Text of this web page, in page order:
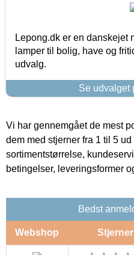
Lepong.dk er en danskejet
lamper til bolig, have og
udvalg.
Se udvalget
Vi har gennemgået de mest
dem med stjerner fra 1 til 5
sortimentstørrelse,
betingelser, leveringsformer
Bedst
Webshop Stjerner